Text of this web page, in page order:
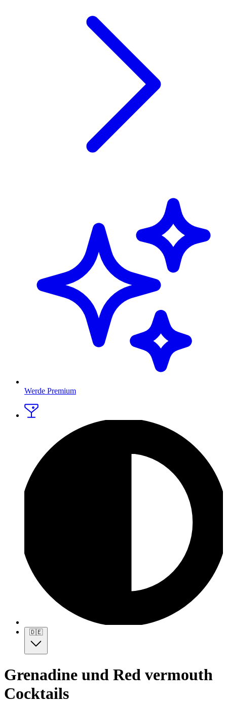
Werde Premium
🇩🇪
Grenadine und Red vermouth
Cocktails